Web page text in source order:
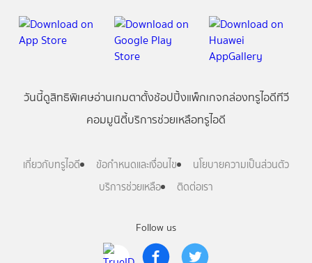
Follow us
วันนี้ดูสิทธิพิเศษอ่านเกมตาตั้งช้อปปิ้งแพ็กเกจกล่องทรูไอดีทีวี
คอมมูนิตี้บริการช่วยเหลือทรูไอดี
เกี่ยวกับทรูไอดี ข้อกำหนดและเงื่อนไข
นโยบายความเป็นส่วนตัว
บริการช่วยเหลือ
ติดต่อเรา